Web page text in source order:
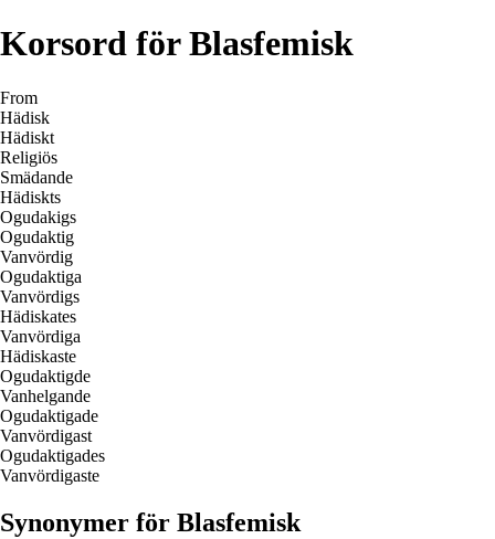
Korsord för Blasfemisk
From
Hädisk
Hädiskt
Religiös
Smädande
Hädiskts
Ogudakigs
Ogudaktig
Vanvördig
Ogudaktiga
Vanvördigs
Hädiskates
Vanvördiga
Hädiskaste
Ogudaktigde
Vanhelgande
Ogudaktigade
Vanvördigast
Ogudaktigades
Vanvördigaste
Synonymer för Blasfemisk